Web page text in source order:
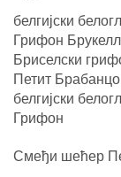
белгијски
Грифон
Бриселски
Петит
белгијски
Грифон
Смеђи шећер